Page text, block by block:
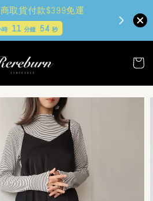
取貨付款$399免運
時 11 分鐘 53 秒